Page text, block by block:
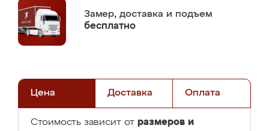
Замер, доставка и подъем
бесплатно
Цена Доставка Оплата
Стоимость зависит от размеров и